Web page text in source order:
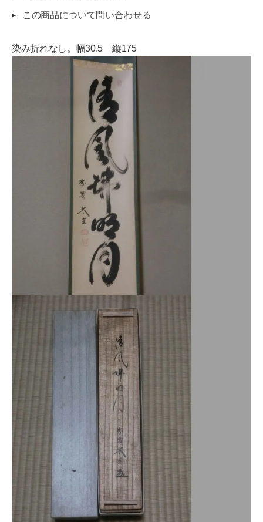
この商品について問い合わせる
染み折れなし。幅30.5 縦175